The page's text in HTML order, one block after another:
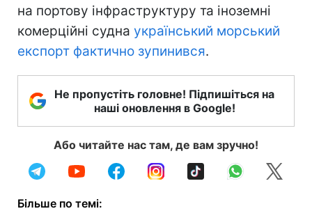
на портову інфраструктуру та іноземні
комерційні судна український морський
експорт фактично зупинився.
Не пропустіть головне! Підпишіться на
наші оновлення в Google!
Або читайте нас там, де вам зручно!
Більше по темі: